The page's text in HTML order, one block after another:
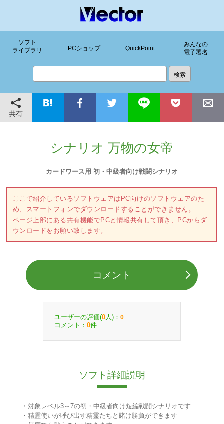
ソフト
ライブラリ
PCショップ QuickPoint
みんなの
電子署名
共有
シナリオ 万物の女帝
カードワース用 初・中級者向け戦闘シナリオ
ここで紹介しているソフトウェアはPC向けのソフトウェアのた
め、スマートフォンでダウンロードすることができません。
ページ上部にある共有機能でPCと情報共有して頂き、PCからダ
ウンロードをお願い致します。
コメント
ユーザーの評価(0 人)： 0
コメント： 0件
ソフト詳細説明
・対象レベル3～7の初・中級者向け短編戦闘シナリオです
・精霊使いが呼び出す精霊たちと賭け勝負ができます